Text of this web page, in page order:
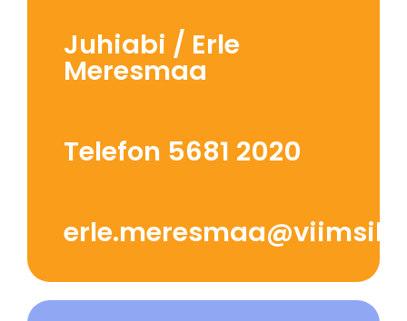
Juhiabi / Erle
Meresmaa
Telefon 5681 2020